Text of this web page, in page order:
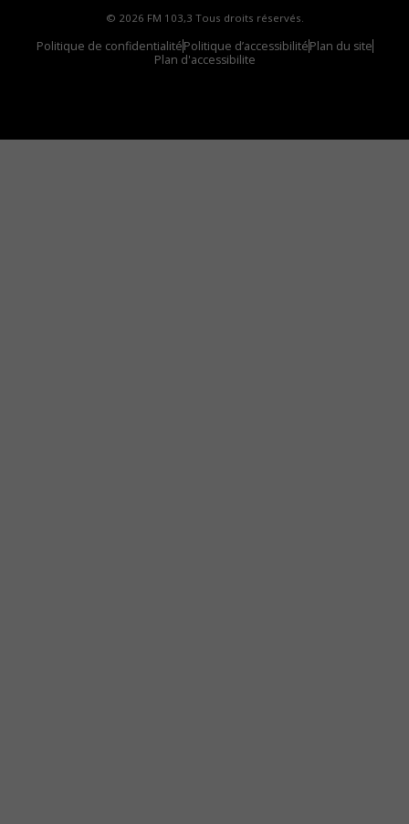
© 2026 FM 103,3 Tous droits réservés.
Politique de confidentialitéPolitique d’accessibilitéPlan du site
Plan d'accessibilite